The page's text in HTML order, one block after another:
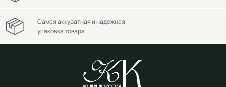
Самая аккуратная и надежная
упаковка товара